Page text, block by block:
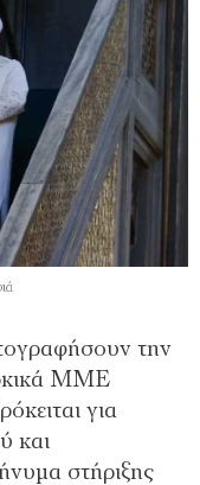
την
ΜΜΕ
για
και
στήριξης